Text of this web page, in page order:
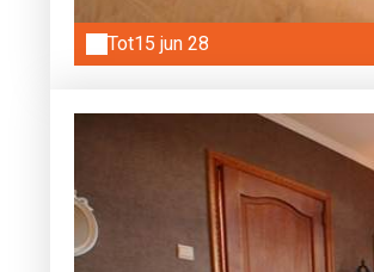
Tot15 jun 28